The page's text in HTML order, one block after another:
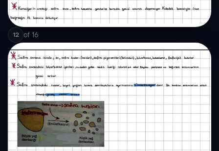
12 of 16